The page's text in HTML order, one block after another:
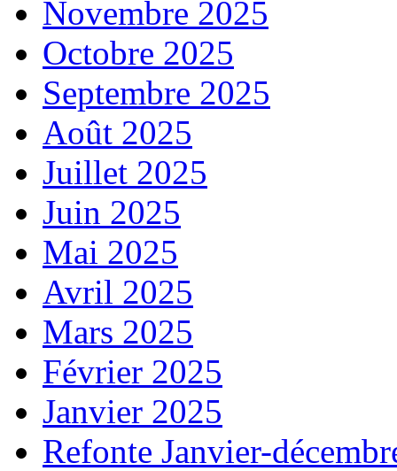
Novembre 2025
Octobre 2025
Septembre 2025
Août 2025
Juillet 2025
Juin 2025
Mai 2025
Avril 2025
Mars 2025
Février 2025
Janvier 2025
Refonte Janvier-